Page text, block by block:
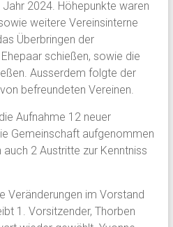
2024. Höhepunkte waren
weitere Vereinsinterne
Überbringen der
schießen, sowie die
Ausserdem folgte der
befreundeten Vereinen.
Aufnahme 12 neuer
Gemeinschaft aufgenommen
2 Austritte zur Kenntniss
Veränderungen im Vorstand
1. Vorsitzender, Thorben